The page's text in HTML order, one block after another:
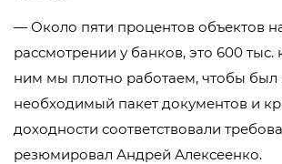
— Около пяти процентов объектов
рассмотрении у банков, это 600 тыс.
ним мы плотно работаем, чтобы был
необходимый пакет документов и
доходности соответствовали
резюмировал Андрей Алексеенко.